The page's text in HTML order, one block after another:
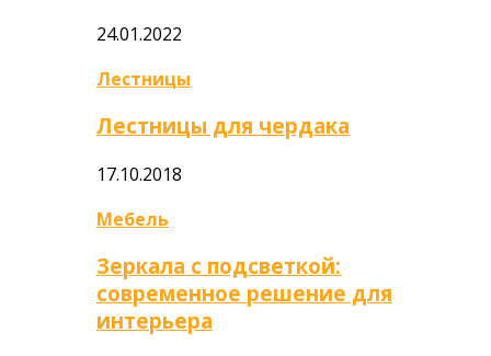
24.01.2022
Лестницы
Лестницы для чердака
17.10.2018
Мебель
Зеркала с подсветкой:
современное решение для
интерьера